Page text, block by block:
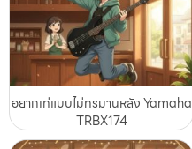
อยากเท่แบบไม่ทรมานหลัง Yamaha
TRBX174